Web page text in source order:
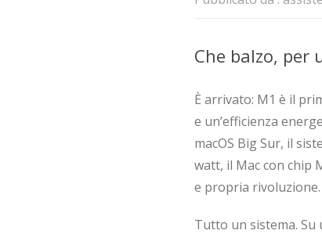
Che balzo, per
È arrivato: M1 è il
e un’efficienza
macOS Big Sur, il
watt, il Mac con chip
e propria rivoluzione.
Tutto un sistema. Su